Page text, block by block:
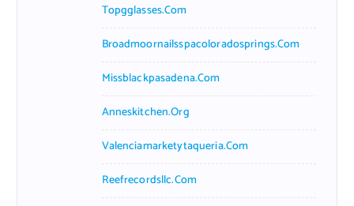
Topgglasses.com
Broadmoornailsspacoloradosprings.com
Missblackpasadena.com
Anneskitchen.org
Valenciamarketytaqueria.com
Reefrecordsllc.com